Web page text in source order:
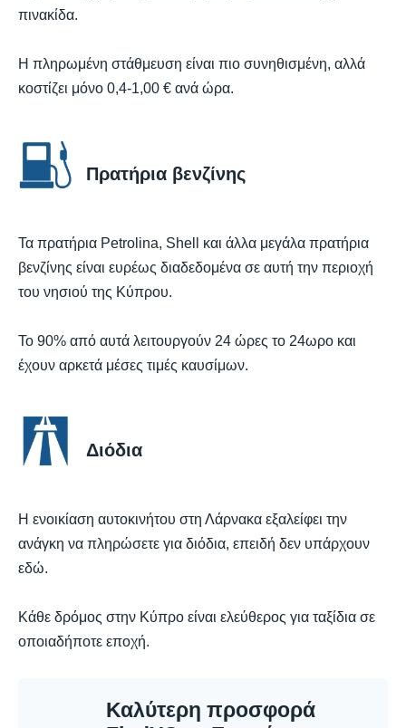
πινακίδα.
Η πληρωμένη στάθμευση είναι πιο συνηθισμένη, αλλά
κοστίζει μόνο 0,4-1,00 € ανά ώρα.
Πρατήρια βενζίνης
Τα πρατήρια Petrolina, Shell και άλλα μεγάλα πρατήρια
βενζίνης είναι ευρέως διαδεδομένα σε αυτή την περιοχή
του νησιού της Κύπρου.
Το 90% από αυτά λειτουργούν 24 ώρες το 24ωρο και
έχουν αρκετά μέσες τιμές καυσίμων.
Διόδια
Η ενοικίαση αυτοκινήτου στη Λάρνακα εξαλείφει την
ανάγκη να πληρώσετε για διόδια, επειδή δεν υπάρχουν
εδώ.
Κάθε δρόμος στην Κύπρο είναι ελεύθερος για ταξίδια σε
οποιαδήποτε εποχή.
Καλύτερη προσφορά